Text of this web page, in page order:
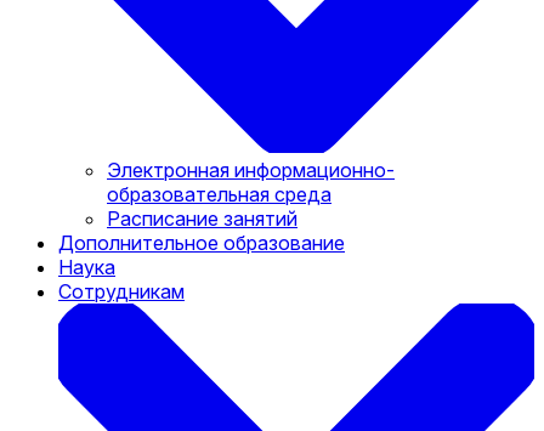
Электронная информационно-
образовательная среда
Расписание занятий
Дополнительное образование
Наука
Сотрудникам